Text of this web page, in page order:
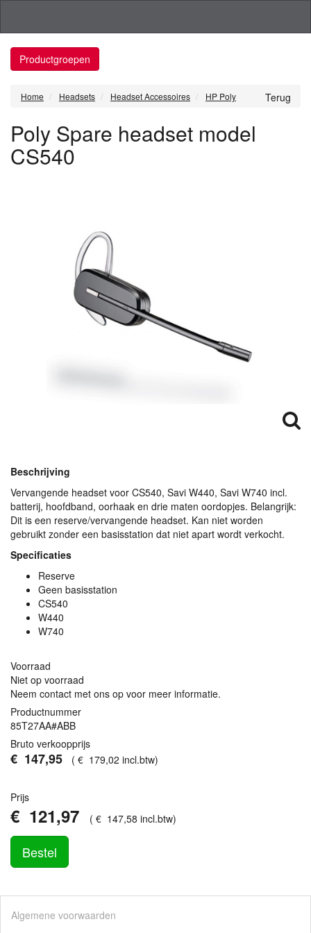
Productgroepen
Terug
Home Headsets Headset Accessoires HP Poly
Poly Spare headset model
CS540
Beschrijving
Vervangende headset voor CS540, Savi W440, Savi W740 incl.
batterij, hoofdband, oorhaak en drie maten oordopjes. Belangrijk:
Dit is een reserve/vervangende headset. Kan niet worden
gebruikt zonder een basisstation dat niet apart wordt verkocht.
Specificaties
Reserve
Geen basisstation
CS540
W440
W740
Voorraad
Niet op voorraad
Neem contact met ons op voor meer informatie.
Productnummer
85T27AA#ABB
Bruto verkoopprijs
€ 147,95 ( € 179,02 incl.btw)
Prijs
€ 121,97 ( € 147,58 incl.btw)
Bestel
Algemene voorwaarden